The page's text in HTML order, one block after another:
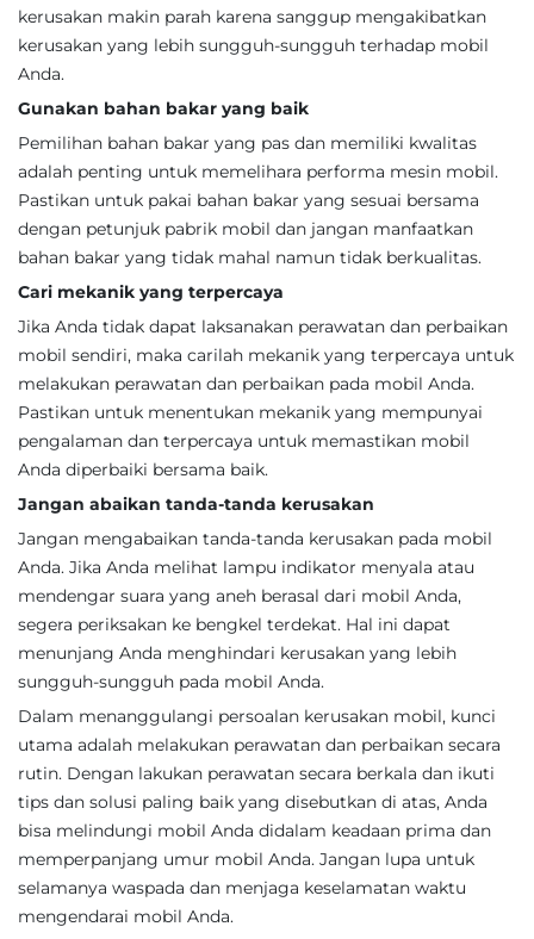
kerusakan makin parah karena sanggup mengakibatkan
kerusakan yang lebih sungguh-sungguh terhadap mobil
Anda.
Gunakan bahan bakar yang baik
Pemilihan bahan bakar yang pas dan memiliki kwalitas
adalah penting untuk memelihara performa mesin mobil.
Pastikan untuk pakai bahan bakar yang sesuai bersama
dengan petunjuk pabrik mobil dan jangan manfaatkan
bahan bakar yang tidak mahal namun tidak berkualitas.
Cari mekanik yang terpercaya
Jika Anda tidak dapat laksanakan perawatan dan perbaikan
mobil sendiri, maka carilah mekanik yang terpercaya untuk
melakukan perawatan dan perbaikan pada mobil Anda.
Pastikan untuk menentukan mekanik yang mempunyai
pengalaman dan terpercaya untuk memastikan mobil
Anda diperbaiki bersama baik.
Jangan abaikan tanda-tanda kerusakan
Jangan mengabaikan tanda-tanda kerusakan pada mobil
Anda. Jika Anda melihat lampu indikator menyala atau
mendengar suara yang aneh berasal dari mobil Anda,
segera periksakan ke bengkel terdekat. Hal ini dapat
menunjang Anda menghindari kerusakan yang lebih
sungguh-sungguh pada mobil Anda.
Dalam menanggulangi persoalan kerusakan mobil, kunci
utama adalah melakukan perawatan dan perbaikan secara
rutin. Dengan lakukan perawatan secara berkala dan ikuti
tips dan solusi paling baik yang disebutkan di atas, Anda
bisa melindungi mobil Anda didalam keadaan prima dan
memperpanjang umur mobil Anda. Jangan lupa untuk
selamanya waspada dan menjaga keselamatan waktu
mengendarai mobil Anda.